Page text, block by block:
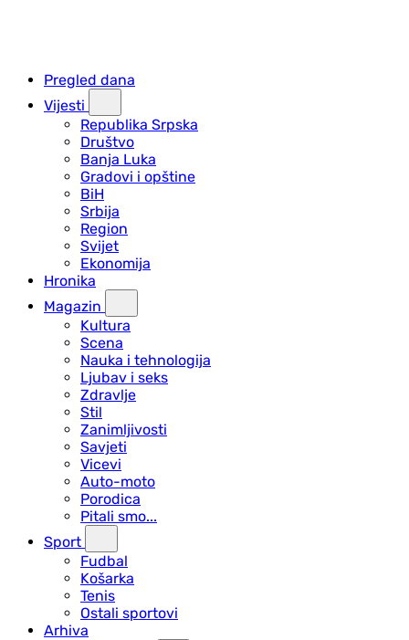
Pregled dana
Vijesti
Republika Srpska
Društvo
Banja Luka
Gradovi i opštine
BiH
Srbija
Region
Svijet
Ekonomija
Hronika
Magazin
Kultura
Scena
Nauka i tehnologija
Ljubav i seks
Zdravlje
Stil
Zanimljivosti
Savjeti
Vicevi
Auto-moto
Porodica
Pitali smo...
Sport
Fudbal
Košarka
Tenis
Ostali sportovi
Arhiva